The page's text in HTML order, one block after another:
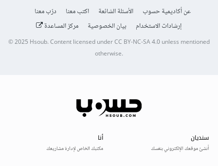
عن أكاديمية حسوب الأسئلة الشائعة اكتب معنا
درّب معنا
إرشادات الاستخدام
بيان الخصوصية مركز المساعدة
© 2025Hsoub.Content licensed underCC BY-NC-SA 4.0unless mentioned
otherwise.